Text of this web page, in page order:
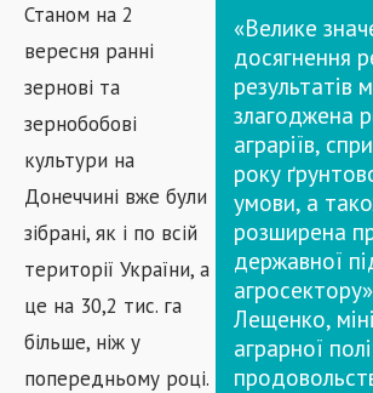
«Велике
досягнення
результатів
злагоджена
аграріїв,
року
умови, а
розширена
державної
Лещенко,
аграрної
Станом на 2
вересня ранні
зернові та
зернобобові
культури на
Донеччині вже були
зібрані, як і по всій
території України, а
це на 30,2 тис. га
більше, ніж у
попередньому році.